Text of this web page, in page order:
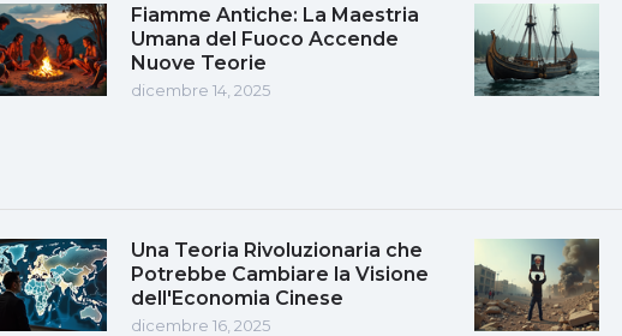
Fiamme Antiche: La Maestria
Umana del Fuoco Accende
Nuove Teorie
dicembre 14, 2025
Una Teoria Rivoluzionaria che
Potrebbe Cambiare la Visione
dell'Economia Cinese
dicembre 16, 2025